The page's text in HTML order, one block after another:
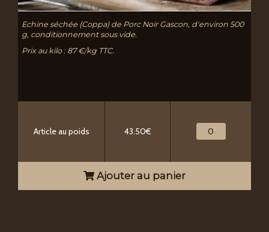
Echine séchée (Coppa) de Porc Noir Gascon, d'environ 500
g, conditionnement sous vide.
Prix au kilo : 87 €/kg TTC.
Article au poids 43.50€
Ajouter au panier